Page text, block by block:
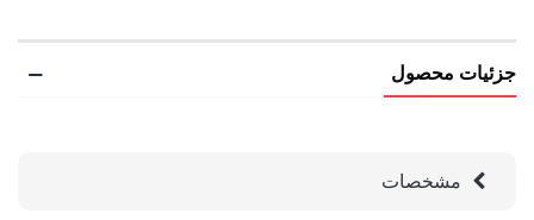
قابلیت تعویض کفی داخلی
جزئیات محصول
مشخصات